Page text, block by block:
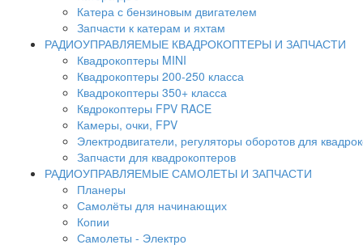
Катера с бензиновым двигателем
Запчасти к катерам и яхтам
РАДИОУПРАВЛЯЕМЫЕ КВАДРОКОПТЕРЫ И ЗАПЧАСТИ
Квадрокоптеры MINI
Квадрокоптеры 200-250 класса
Квадрокоптеры 350+ класса
Квдрокоптеры FPV RACE
Камеры, очки, FPV
Электродвигатели, регуляторы оборотов для
Запчасти для квадрокоптеров
РАДИОУПРАВЛЯЕМЫЕ САМОЛЕТЫ И ЗАПЧАСТИ
Планеры
Самолёты для начинающих
Копии
Самолеты - Электро